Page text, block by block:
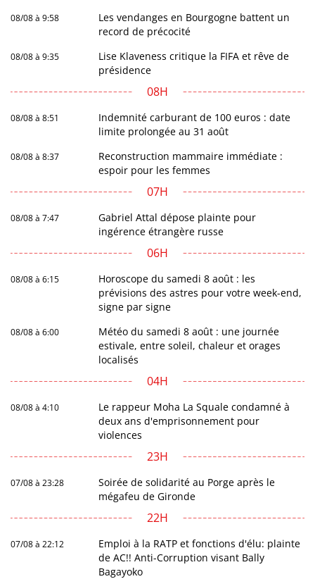
08/08 à 9:58
Les vendanges en Bourgogne battent un
record de précocité
08/08 à 9:35
Lise Klaveness critique la FIFA et rêve de
présidence
08H
08/08 à 8:51
Indemnité carburant de 100 euros : date
limite prolongée au 31 août
08/08 à 8:37
Reconstruction mammaire immédiate :
espoir pour les femmes
07H
08/08 à 7:47
Gabriel Attal dépose plainte pour
ingérence étrangère russe
06H
08/08 à 6:15
Horoscope du samedi 8 août : les
prévisions des astres pour votre week-end,
signe par signe
08/08 à 6:00
Météo du samedi 8 août : une journée
estivale, entre soleil, chaleur et orages
localisés
04H
08/08 à 4:10
Le rappeur Moha La Squale condamné à
deux ans d'emprisonnement pour
violences
23H
07/08 à 23:28
Soirée de solidarité au Porge après le
mégafeu de Gironde
22H
07/08 à 22:12
Emploi à la RATP et fonctions d'élu: plainte
de AC!! Anti-Corruption visant Bally
Bagayoko